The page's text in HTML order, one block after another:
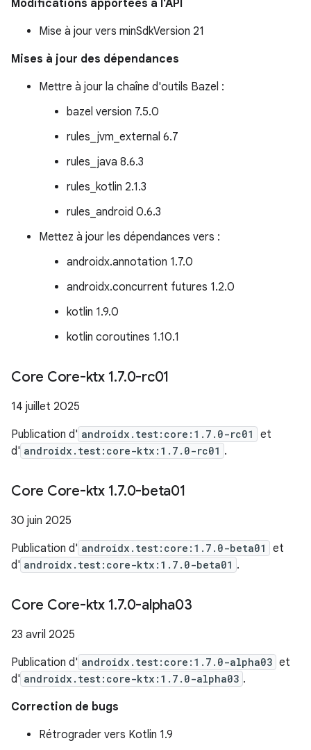
Modifications apportées à l'API
Mise à jour vers minSdkVersion 21
Mises à jour des dépendances
Mettre à jour la chaîne d'outils Bazel :
bazel version 7.5.0
rules_jvm_external 6.7
rules_java 8.6.3
rules_kotlin 2.1.3
rules_android 0.6.3
Mettez à jour les dépendances vers :
androidx.annotation 1.7.0
androidx.concurrent futures 1.2.0
kotlin 1.9.0
kotlin coroutines 1.10.1
Core Core-ktx 1.7.0-rc01
14 juillet 2025
Publication d' androidx.test:core:1.7.0-rc01
et
d' androidx.test:core-ktx:1.7.0-rc01 .
Core Core-ktx 1.7.0-beta01
30 juin 2025
Publication d' androidx.test:core:1.7.0-beta01
et
d' androidx.test:core-ktx:1.7.0-beta01 .
Core Core-ktx 1.7.0-alpha03
23 avril 2025
Publication d' androidx.test:core:1.7.0-alpha03 et
d' androidx.test:core-ktx:1.7.0-alpha03 .
Correction de bugs
Rétrograder vers Kotlin 1.9